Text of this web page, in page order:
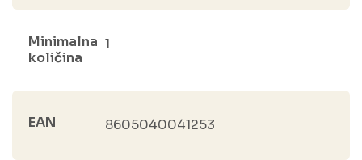
Minimalna
količina
1
EAN 8605040041253